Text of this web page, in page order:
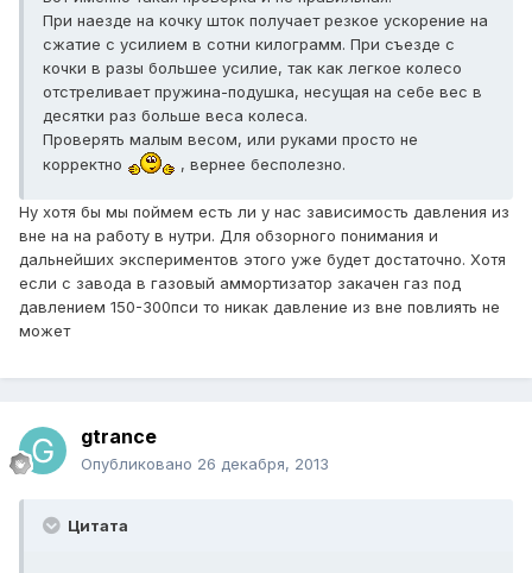
При наезде на кочку шток получает резкое ускорение на
сжатие с усилием в сотни килограмм. При съезде с
кочки в разы большее усилие, так как легкое колесо
отстреливает пружина-подушка, несущая на себе вес в
десятки раз больше веса колеса.
Проверять малым весом, или руками просто не
корректно
, вернее бесполезно.
Ну хотя бы мы поймем есть ли у нас зависимость давления из
вне на на работу в нутри. Для обзорного понимания и
дальнейших экспериментов этого уже будет достаточно. Хотя
если с завода в газовый аммортизатор закачен газ под
давлением 150-300пси то никак давление из вне повлиять не
может
gtrance
Опубликовано 26 декабря, 2013
Цитата